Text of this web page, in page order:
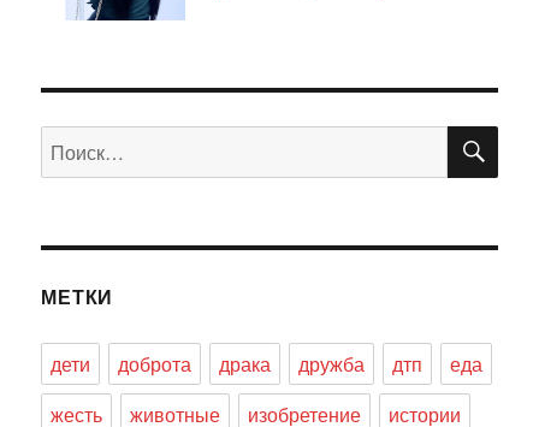
Искать:
МЕТКИ
дети доброта драка дружба дтп
еда
жесть
животные изобретение
истории